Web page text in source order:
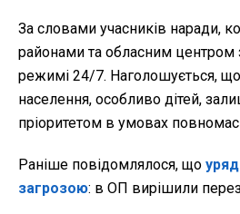
За словами учасників наради,
районами та обласним центром
режимі 24/7. Наголошується,
населення, особливо дітей,
пріоритетом в умовах
Раніше повідомлялося, що
загрозою: в ОП вирішили